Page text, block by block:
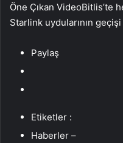
Öne Çıkan VideoBitlis’te
Starlink uydularının
Paylaş
Etiketler :
Haberler –